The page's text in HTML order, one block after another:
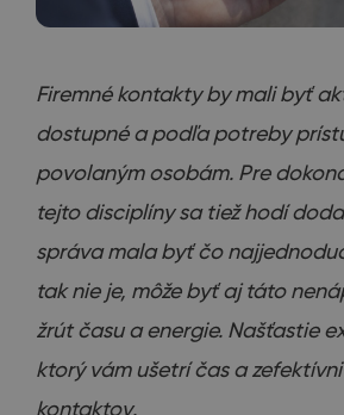
Firemné kontakty by mali byť
dostupné a podľa potreby
povolaným osobám. Pre
tejto disciplíny sa tiež hodí
správa mala byť čo
tak nie je, môže byť aj táto
žrút času a energie. Našťastie
ktorý vám ušetrí čas a zefektívni
kontaktov.